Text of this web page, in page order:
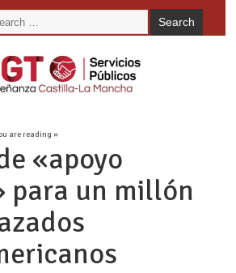
are reading »
«apoyo
para un millón